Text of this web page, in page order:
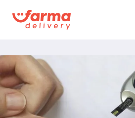
para